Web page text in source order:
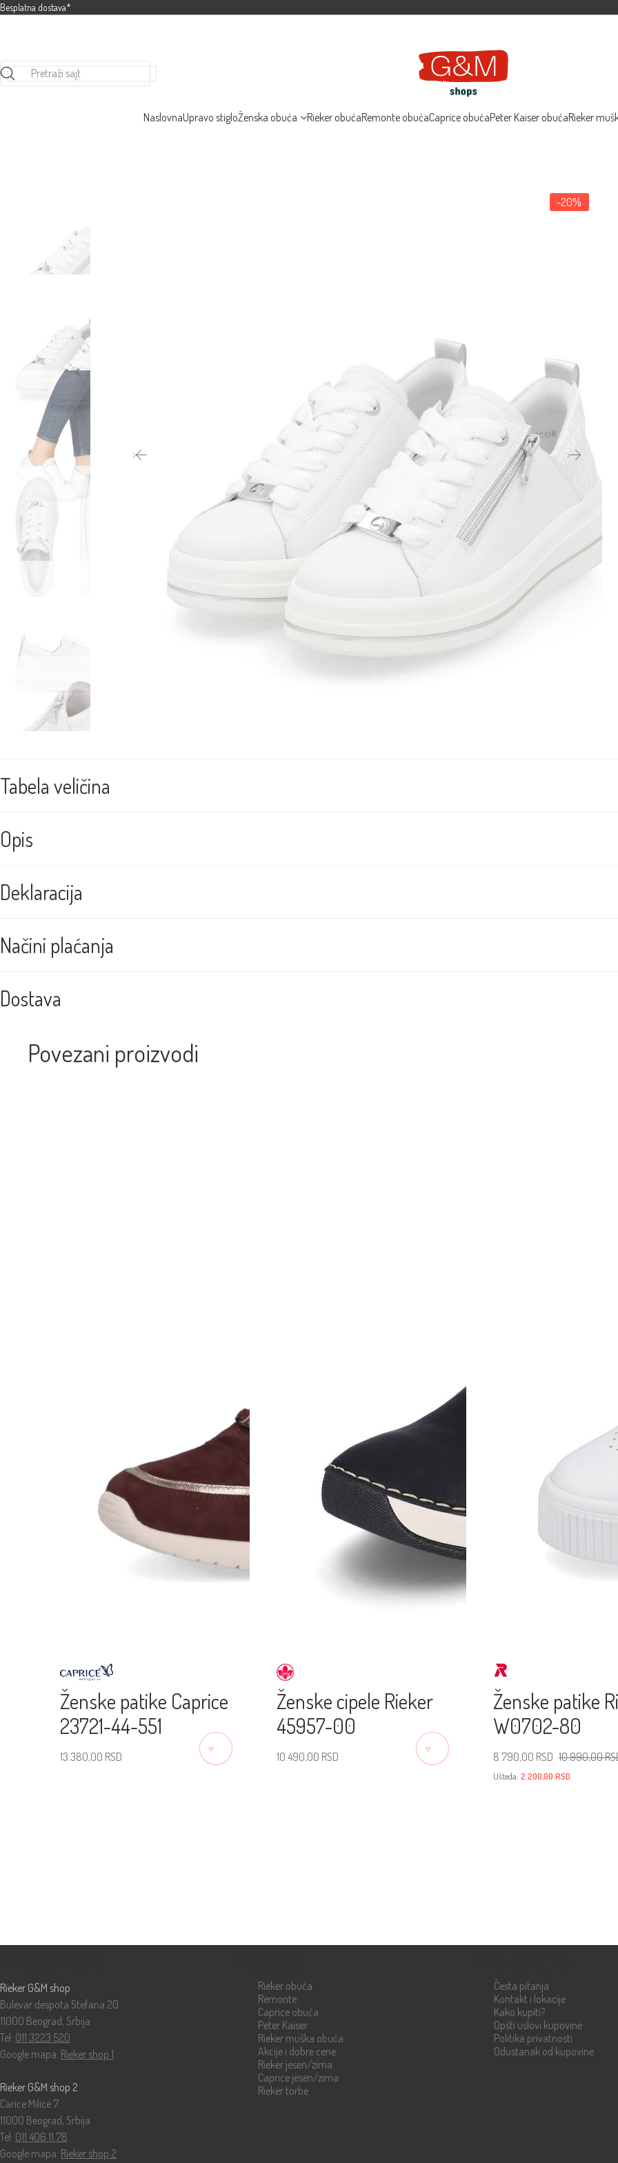
Besplatna dostava*
Pretraži sajt
NaslovnaUpravo stigloŽenska obuća Rieker obućaRemonte obućaCaprice obućaPeter Kaiser obućaRieker
-20%
Tabela veličina
Opis
Deklaracija
Načini plaćanja
Dostava
Povezani proizvodi
Ženske patike Caprice
23721-44-551
13.380,00 RSD
Ženske cipele Rieker
45957-00
10.490,00 RSD
Ženske patike
W0702-80
10.990,00
Originalna
cena
8.790,00 RSD
Trenutna
cena
Ušteda: 2.200,00 RSD
Rieker G&M shop
Bulevar despota Stefana 20
11000 Beograd, Srbija
Tel: 011 3223 520
Google mapa: Rieker shop 1
Rieker G&M shop 2
Carice Milice 7
11000 Beograd, Srbija
Tel: 011 406 11 78
Google mapa: Rieker shop 2
Rieker obuća
Remonte
Caprice obuća
Peter Kaiser
Rieker muška obuća
Akcije i dobre cene
Rieker jesen/zima
Caprice jesen/zima
Rieker torbe
Česta pitanja
Kontakt i lokacije
Kako kupiti?
Opšti uslovi kupovine
Politika privatnosti
Odustanak od kupovine